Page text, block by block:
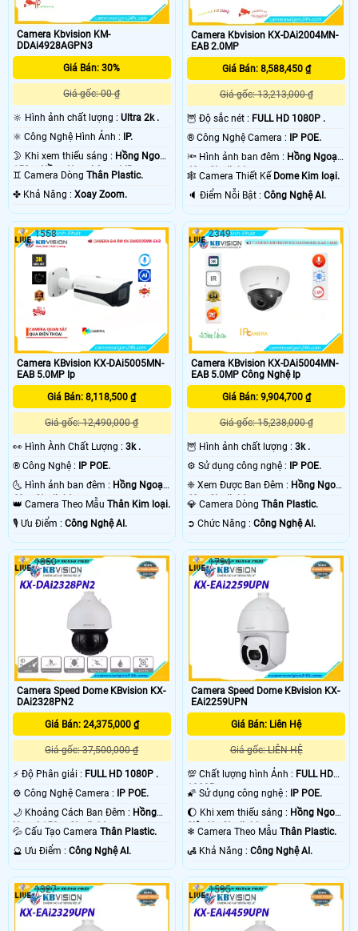
Camera Kbvision KM-
DDAi4928AGPN3
Giá Bán: 30%
Giá gốc: 00 ₫
🔆 Hình ảnh chất lượng : Ultra 2k .
⚛️ Công Nghệ Hình Ảnh : IP.
🌛 Khi xem thiếu sáng : Hồng Ngoại
150m Hồng Ngoại Smart IR.
♊ Camera Dòng Thân Plastic.
️✤ Khả Năng : Xoay Zoom.
Camera Kbvision KX-DAi2004MN-
EAB 2.0MP
Giá Bán: 8,588,450 ₫
Giá gốc: 13,213,000 ₫
🦉 Độ sắc nét : FULL HD 1080P .
®️ Công Nghệ Camera : IP POE.
🔦 Hình ảnh ban đêm : Hồng Ngoại
40m Starlight.
🕸️ Camera Thiết Kế Dome Kim loại.
️🔈 Điểm Nỗi Bật :Công Nghệ AI.
Camera KBvision KX-DAi5005MN-
EAB 5.0MP Ip
Giá Bán: 8,118,500 ₫
Giá gốc: 12,490,000 ₫
️👀 Hình Ành Chất Lượng : 3k .
®️ Công Nghệ :
IP POE.
🌜 Hình ảnh ban đêm : Hồng Ngoại
60m Starlight.
👑 Camera Theo Mẫu Thân Kim loại.
️🎙 Ưu Điểm : Công Nghệ AI.
1558
Camera KBvision KX-DAi5004MN-
EAB 5.0MP Công Nghệ Ip
Giá Bán: 9,904,700 ₫
Giá gốc: 15,238,000 ₫
🦉 Hình ảnh chất lượng :3k .
⚙ Sử dụng công nghệ :
IP POE.
❈ Xem Được Ban Đêm : Hồng Ngoại
40m Starlight.
💎 Camera DòngThân Plastic.
️➲ Chức Năng :Công Nghệ AI.
2349
Camera Speed Dome KBvision KX-
DAi2328PN2
Giá Bán: 24,375,000 ₫
Giá gốc: 37,500,000 ₫
️⚡ Độ Phân giải : FULL HD 1080P .
⚙ Công Nghệ Camera :
IP POE.
🌙 Khoảng Cách Ban Đêm : Hồng
Ngoại 150m Starlight.
💦 Cấu Tạo Camera Thân Plastic.
️🔮 Ưu Điểm : Công Nghệ AI.
1850
Camera Speed Dome KBvision KX-
EAi2259UPN
Giá Bán: Liên Hệ
Giá gốc: LIÊN HỆ
💯 Chất lượng hình Ảnh : FULL HD
1080P .
🌠 Sử dụng công nghệ :
IP POE.
🌔 Khi xem thiếu sáng : Hồng Ngoại
Siêu Xa Starlight.
❄ Camera Theo MẫuThân Plastic.
️🛃 Khả Năng :Công Nghệ AI.
1794
1327 1595